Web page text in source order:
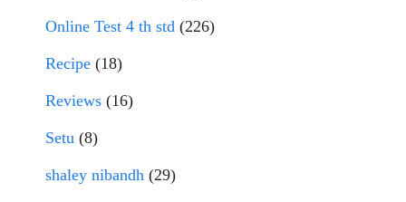
Online Test 4 th std (226)
Recipe (18)
Reviews (16)
Setu (8)
shaley nibandh (29)